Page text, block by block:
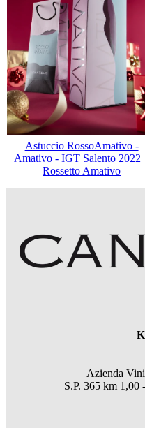
Astuccio RossoAmativo -
Amativo - IGT Salento 2022
Rossetto Amativo
Azienda
S.P. 365 km 1,00